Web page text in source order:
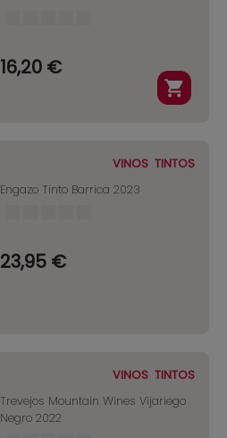
16,20 €
VINOS TINTOS
Engazo Tinto Barrica 2023
23,95 €
VINOS TINTOS
Trevejos Mountain Wines Vijariego
Negro 2022